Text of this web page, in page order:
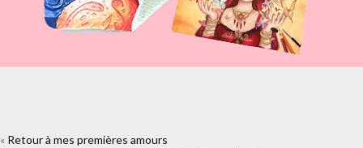
https://www.facebook.com/plugins/like.php?
« Retour à mes premières amours